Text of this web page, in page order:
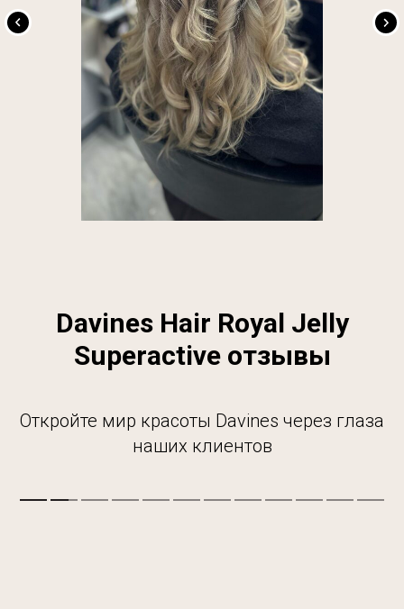
Davines Hair Royal Jelly
Superactive отзывы
Откройте мир красоты Davines через глаза
наших клиентов